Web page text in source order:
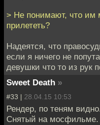
> Не понимают, что им
прилететь?
Надеятся, что
если я ничего не
девушки что то из рук
Sweet Death »
#33 | 28.04.15 10:53
Рендер, по теням
Снятый на мосфильме.